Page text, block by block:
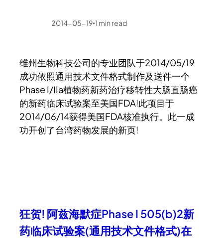
2014-05-19•1 min read
维州生物科技公司的专业团队于2014/05/19
成功依照通用技术文件格式制作及送件一个
Phase I/IIa植物药新药治疗移转性大肠直肠癌
的新药临床试验案至美国FDA!此项目于
2014/06/14获得美国FDA核准执行。此一成
功开创了台湾药物发展的新页!
狂贺! 阿兹海默症Phase I 505(b)2新
药临床试验案(通用技术文件格式)在